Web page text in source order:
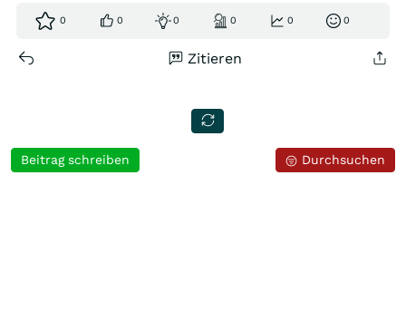
0 0 0 0 0 0
Zitieren
Durchsuchen
Beitrag schreiben